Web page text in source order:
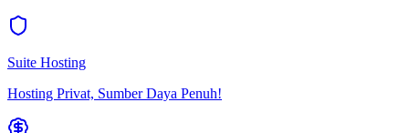
Suite Hosting
Hosting Privat, Sumber Daya Penuh!